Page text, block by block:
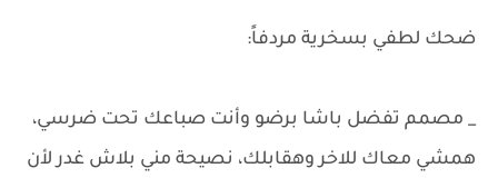
ضحك لطفي بسخرية مردفاً:
_ مصمم تفضل باشا برضو وأنت صباعك تحت ضرسي،
همشي معاك للاخر وهقابلك، نصيحة مني بلاش غدر لأن